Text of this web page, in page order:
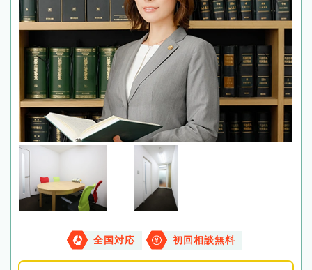
全国対応 初回相談無料